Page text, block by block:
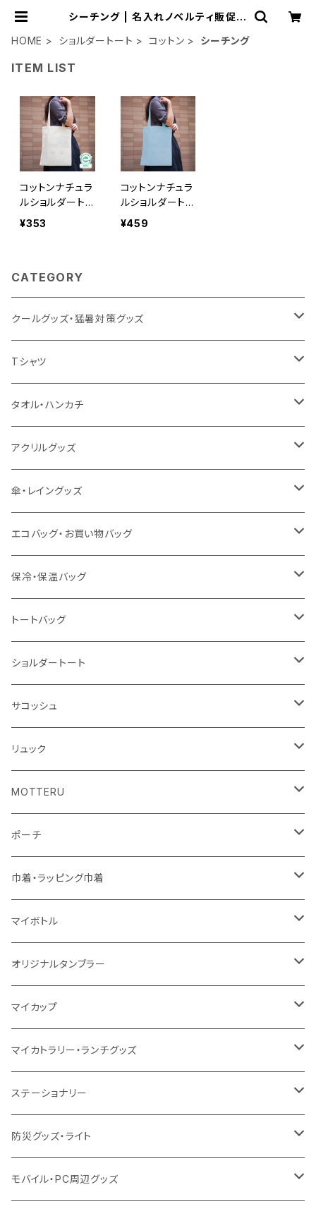
シーチング | 名入れノベルティ販促
HOME
ショルダートート コットン シーチング
ITEM LIST
コットンナチュラ
ルショルダート
ート MG ナチュ
¥353
コットンナチュラ
ルショルダート
ート MG
¥459
CATEGORY
クールグッズ・猛暑対策グッズ
扇風機
うちわ
猛暑グッズ
冷感グッズ
Tシャツ
カスタムプリントTシャツ（国内プリント）
イージーオーダーTシャツ（海外生産）
タオル・ハンカチ
名入れタオル
今治タオル
泉州おくばりタオル
冷感タオル
ハンカチ
アクリルグッズ
キーホルダー
スタンド
バッジ
ライティングスタンド
アクリル雑貨
傘・レイングッズ
傘
ポンチョ
エコバッグ・お買い物バッグ
ポリエステル
フェアトレードコットン
ジュートコットン
キャンパス
不織布
コットン
保冷・保温バッグ
キャンパス
デニム
ポリエステル
不織布
トートバッグ
オーガニックコットン
シーチング
10oz
フェアトレードコットン
コットンリネン
ジュートコットン
再生ファブリック
コットン
5oz
シーチング
キャンパス
8oz
10oz
デニム・デニムライク
ポリエステル
再生不織布
不織布
保冷
スウェット
ショルダートート
オーガニックコットン
コットンリネン
再生ファブリック
5oz
10oz
コットン
シーチング
キャンパス
10oz
12oz
デニム
ポリエステル
不織布
保冷
サコッシュ
オーガニックコットン
フェアトレードコットン
ジュートコットン
再生ファブリック
5oz
コットン
5oz
キャンパス
ポリエステル
不織布
リュック
コットン
5oz
デニム
ポリエステル
不織布
スウェット
MOTTERU
お買い物バッグ
ボトル
タンブラー
ランチグッズ
ハンカチ
傘
ポーチ
オーガニックコットン
フェアトレードコットン
再生ファブリック
キャンパス
デニム・デニムライク
ポリエステル
不織布
保冷
巾着・ラッピング巾着
コットン
オーガニックコットン
再生ファブリック
フェアトレードコットン
デニム・デニムライク
ポリエステル
リネン
マイボトル
ステンレスサーモ
ステンレス
アルミ
クリアボトル
カスタムデザインボトル
オリジナルタンブラー
サーモタンブラー
ステンレス2層タンブラー
プラスチック2層タンブラー
アルミタンブラー
バンブータンブラー
マイカップ
サーモ
ステンレス
バンブー
コーヒー配合
マイカトラリー・ランチグッズ
カトラリー
フードポット
コースター
ステーショナリー
単色ボールペン
多機能ペン
防災グッズ・ライト
防災セット
モバイル・PC周辺グッズ